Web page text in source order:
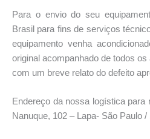
Para o envio do seu
Brasil para fins de serviços
equipamento venha
original acompanhado de todos
com um breve relato do defeito
Endereço da nossa logística
Nanuque, 102 – Lapa- São Paulo